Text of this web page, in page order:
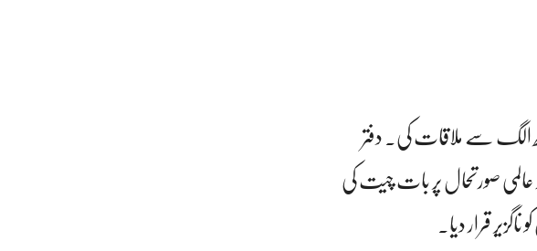
سے ملاقات کی۔ دفتر
صورتحال پر بات چیت کی
قرار دیا۔